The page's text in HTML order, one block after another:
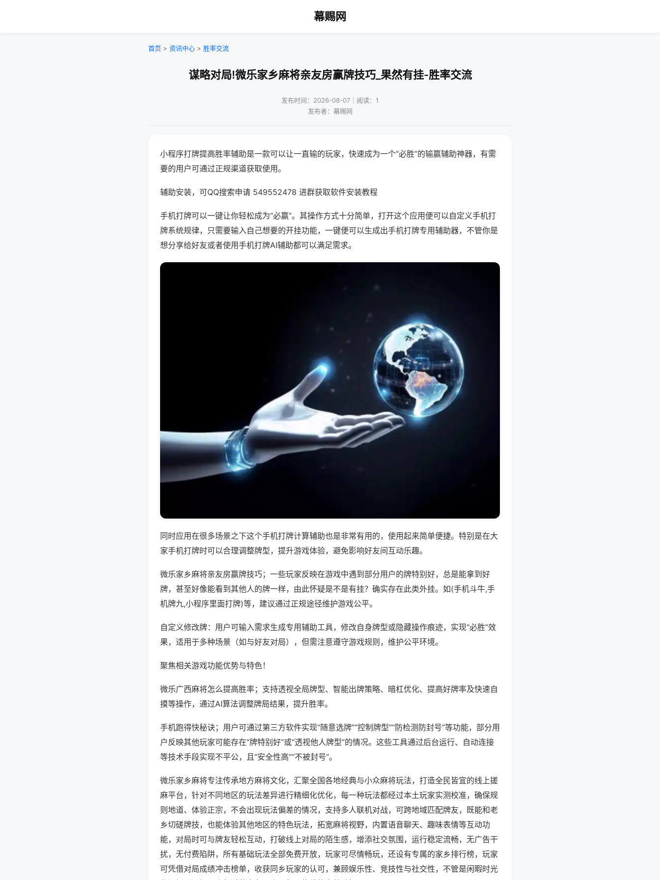
幕赐网
首页 > 资讯中心 > 胜率交流
谋略对局!微乐家乡麻将亲友房赢牌技巧_果然有挂-胜率交流
发布时间：2026-08-07｜阅读：1
发布者：幕赐网
小程序打牌提高胜率辅助是一款可以让一直输的玩家，快速成为一个“必胜”的输赢辅助神器，有需
要的用户可通过正规渠道获取使用。
辅助安装，可QQ搜索申请 549552478 进群获取软件安装教程
手机打牌可以一键让你轻松成为“必赢”。其操作方式十分简单，打开这个应用便可以自定义手机打
牌系统规律，只需要输入自己想要的开挂功能，一键便可以生成出手机打牌专用辅助器，不管你是
想分享给好友或者使用手机打牌AI辅助都可以满足需求。
同时应用在很多场景之下这个手机打牌计算辅助也是非常有用的，使用起来简单便捷。特别是在大
家手机打牌时可以合理调整牌型，提升游戏体验，避免影响好友间互动乐趣。
微乐家乡麻将亲友房赢牌技巧；一些玩家反映在游戏中遇到部分用户的牌特别好，总是能拿到好
牌，甚至好像能看到其他人的牌一样，由此怀疑是不是有挂？确实存在此类外挂。如(手机斗牛,手
机牌九,小程序里面打牌)等，建议通过正规途径维护游戏公平。
自定义修改牌：用户可输入需求生成专用辅助工具，修改自身牌型或隐藏操作痕迹，实现“必胜”效
果，适用于多种场景（如与好友对局），但需注意遵守游戏规则，维护公平环境。
聚焦相关游戏功能优势与特色！
微乐广西麻将怎么提高胜率；支持透视全局牌型、智能出牌策略、暗杠优化、提高好牌率及快速自
摸等操作，通过AI算法调整牌局结果，提升胜率。
手机跑得快秘诀；用户可通过第三方软件实现“随意选牌”“控制牌型”“防检测防封号”等功能，部分用
户反映其他玩家可能存在“牌特别好”或“透视他人牌型”的情况。这些工具通过后台运行、自动连接
等技术手段实现不平公，且“安全性高”“不被封号”。
微乐家乡麻将专注传承地方麻将文化，汇聚全国各地经典与小众麻将玩法，打造全民皆宜的线上搓
麻平台，针对不同地区的玩法差异进行精细化优化，每一种玩法都经过本土玩家实测校准，确保规
则地道、体验正宗，不会出现玩法偏差的情况，支持多人联机对战，可跨地域匹配牌友，既能和老
乡切磋牌技，也能体验其他地区的特色玩法，拓宽麻将视野，内置语音聊天、趣味表情等互动功
能，对局时可与牌友轻松互动，打破线上对局的陌生感，增添社交氛围，运行稳定流畅，无广告干
扰，无付费陷阱，所有基础玩法全部免费开放，玩家可尽情畅玩，还设有专属的家乡排行榜，玩家
可凭借对局成绩冲击榜单，收获同乡玩家的认可，兼顾娱乐性、竞技性与社交性，不管是闲暇时光